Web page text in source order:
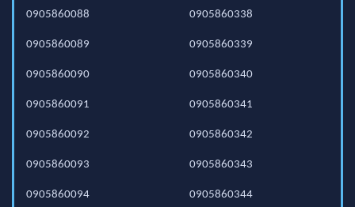
0905860088
0905860089
0905860090
0905860091
0905860092
0905860093
0905860094
0905860338
0905860339
0905860340
0905860341
0905860342
0905860343
0905860344